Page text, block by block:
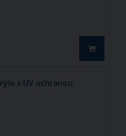
s UV ochranou